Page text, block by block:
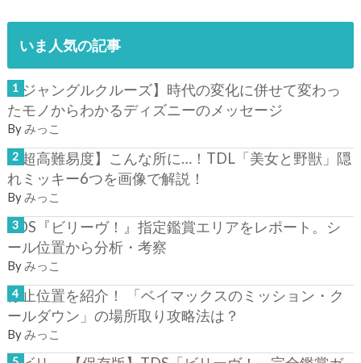
いま人気の記事
【ジャングルクルーズ】時代の変化に併せて変わっ
たモノからわかるディズニーのメッセージ
Byみっこ
【超高難易度】こんな所に…！TDL「美女と野獣」隠
れミッキー6つを画像で解説！
Byみっこ
TDS『ビリーヴ！』指定鑑賞エリアをレポート。シ
ール位置から分析・考察
Byみっこ
停止位置を紹介！ 「ベイマックスのミッション・ク
ールダウン」の場所取り攻略法は？
By みっこ